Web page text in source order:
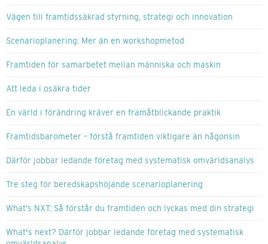
Vägen till framtidssäkrad styrning, strategi och innovation
Scenarioplanering: Mer än en workshopmetod
Framtiden för samarbetet mellan människa och maskin
Att leda i osäkra tider
En värld i förändring kräver en framåtblickande praktik
Framtidsbarometer – förstå framtiden viktigare än någonsin
Därför jobbar ledande företag med systematisk omvärldsanalys
Tre steg för beredskapshöjande scenarioplanering
What’s NXT: Så förstår du framtiden och lyckas med din strategi
What's next? Därför jobbar ledande företag med systematisk